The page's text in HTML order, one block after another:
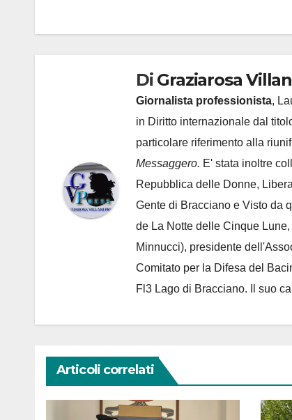
Di Graziarosa
Giornalista professionista,
in Diritto internazionale dal
particolare riferimento alla
Messaggero. E' stata inoltre
Repubblica delle Donne,
Gente di Bracciano e Visto da
de La Notte delle Cinque
Minnucci), presidente dell'
Comitato per la Difesa del
Fl3 Lago di Bracciano. Il suo
Articoli correlati